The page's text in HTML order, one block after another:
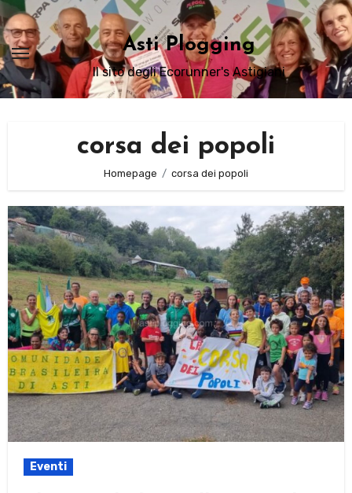
Passa
al
contenuto
Asti Plogging
Il sito degli Ecorunner's Astigiani
corsa dei popoli
Homepage corsa dei popoli
Eventi